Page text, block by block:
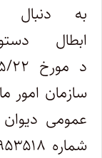
به
سازمان امور
عمومی